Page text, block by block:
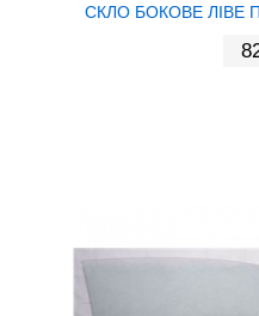
СКЛО БОКОВЕ ЛІВЕ